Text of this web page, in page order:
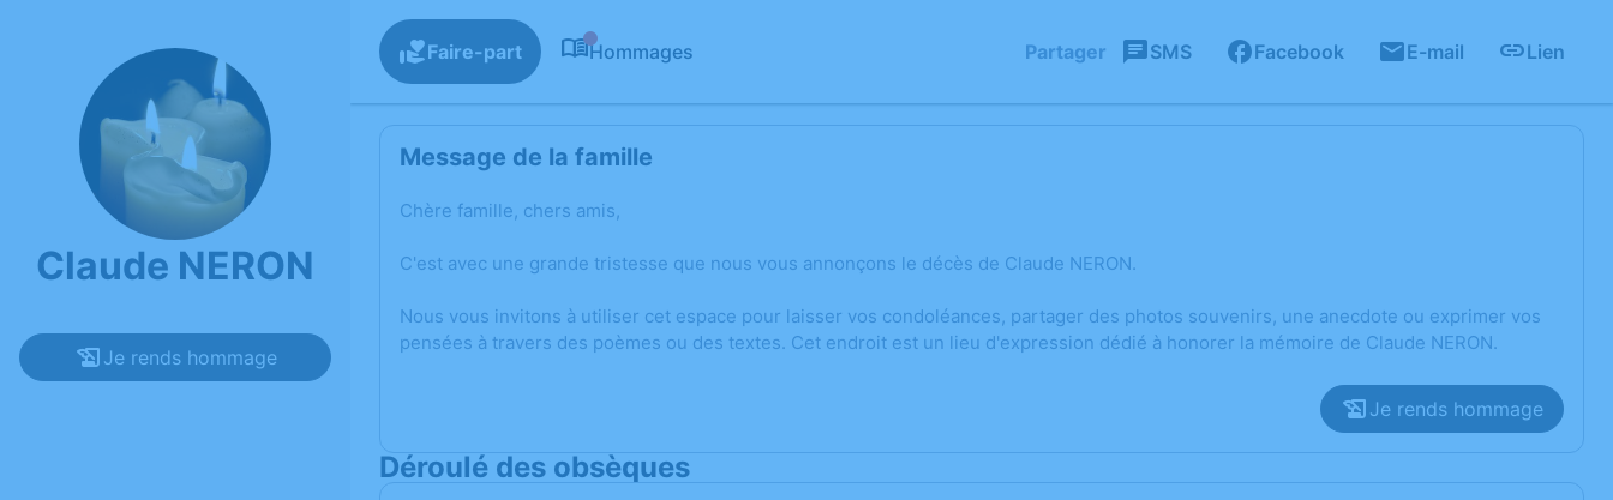
Claude NERON
Je rends hommage
Faire-part Hommages Partager SMS Facebook E-mail Lien
Message de la famille
Chère famille, chers amis,
C'est avec une grande tristesse que nous vous annonçons le décès de Claude NERON.
Nous vous invitons à utiliser cet espace pour laisser vos condoléances, partager des photos souvenirs, une anecdote ou exprimer vos
pensées à travers des poèmes ou des textes. Cet endroit est un lieu d'expression dédié à honorer la mémoire de Claude NERON.
Je rends hommage
Déroulé des obsèques